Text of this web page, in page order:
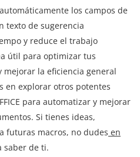
los campos de
texto de sugerencia
y reduce el trabajo
útil para optimizar tus
mejorar la eficiencia general
en explorar otros potentes
para automatizar y mejorar
Si tienes ideas,
futuras macros, no dudes en
saber de ti.